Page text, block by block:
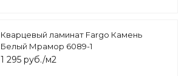
Кварцевый ламинат Fargo Камень
Белый Мрамор 6089-1
1 295 руб./м2